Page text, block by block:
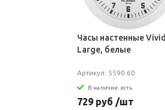
Часы настенные Vivid
Large, белые
Артикул: 5590.60
В наличии: есть
729 руб /шт